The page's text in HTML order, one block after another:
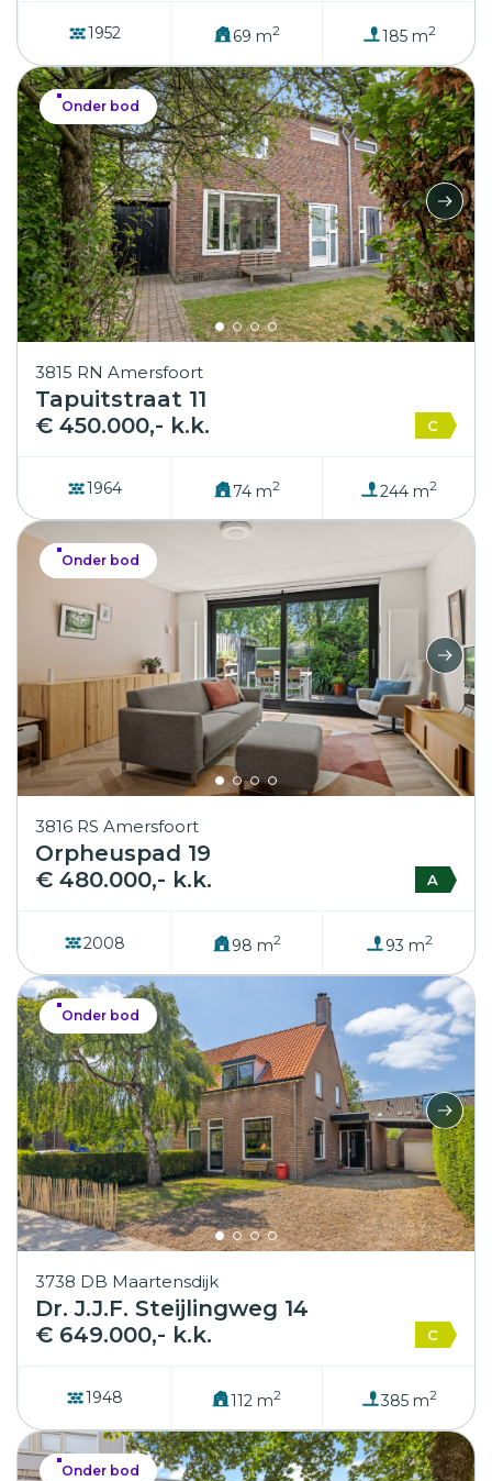
1952 69 m2 185 m2
3815 RN Amersfoort
Tapuitstraat 11
€ 450.000,- k.k.
C
1964 74 m2 244 m2
Onder bod
3816 RS Amersfoort
Orpheuspad 19
€ 480.000,- k.k.
A
2008 98 m2 93 m2
Onder bod
3738 DB Maartensdijk
Dr. J.J.F. Steijlingweg 14
€ 649.000,- k.k.
C
1948 112 m2 385 m2
Onder bod
Onder bod